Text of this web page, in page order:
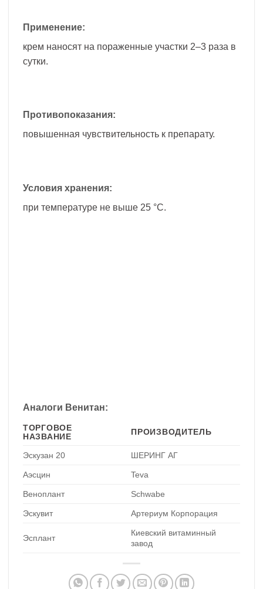
Применение:
крем наносят на пораженные участки 2–3 раза в
сутки.
Противопоказания:
повышенная чувствительность к препарату.
Условия хранения:
при температуре не выше 25 °C.
Аналоги Венитан:
ТОРГОВОЕ
НАЗВАНИЕ
ПРОИЗВОДИТЕЛЬ
Эскузан 20 ШЕРИНГ АГ
Аэсцин Teva
Веноплант Schwabe
Эскувит Артериум Корпорация
Эсплант
Киевский витаминный
завод